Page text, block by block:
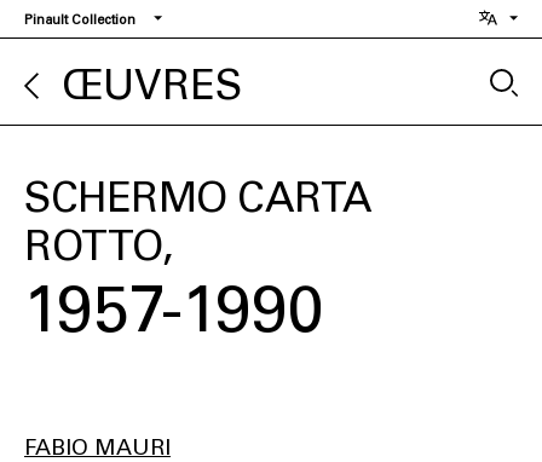
Aller
au
contenu
principal
Pinault Collection
ŒUVRES
SCHERMO CARTA
ROTTO
1957-1990
FABIO MAURI